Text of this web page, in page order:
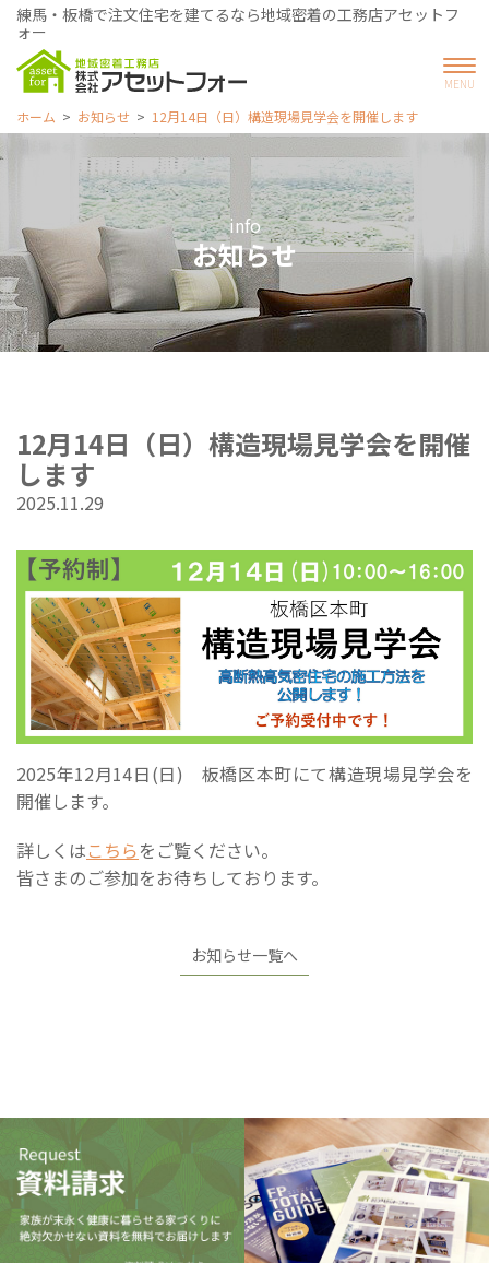
練馬・板橋で注文住宅を建てるなら地域密着の工務店アセットフ
ォー
ホーム お知らせ 12月14日（日）構造現場見学会を開催します
info
お知らせ
12月14日（日）構造現場見学会を開催
します
2025.11.29
2025年12月14日(日) 板橋区本町にて構造現場見学会を
開催します。
詳しくはこちらをご覧ください。
皆さまのご参加をお待ちしております。
お知らせ一覧へ